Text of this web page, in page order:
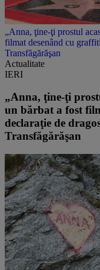
„Anna, ţine-ţi prostul
filmat desenând cu
Transfăgărăşan
Actualitate
IERI
„Anna, ţine-ţi
un bărbat a fost
declaraţie de
Transfăgărăşan